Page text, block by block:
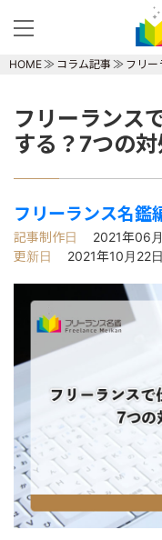
HOME コラム記事 フリー
フリーランス
する？7つの対
フリーランス名鑑
記事制作日
2021年06
更新日
2021年10月22日